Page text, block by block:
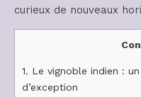
curieux de nouveaux
1. Le vignoble indien :
d’exception